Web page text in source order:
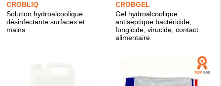
CROBLIQ
Solution hydroalcoolique
désinfectante surfaces et
mains
CROBGEL
Gel hydroalcoolique
antiseptique bactéricide,
fongicide, virucide, contact
alimentaire.